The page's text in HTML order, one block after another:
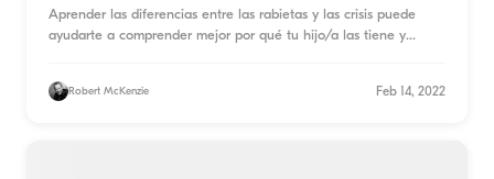
Aprender las diferencias entre las rabietas y las crisis puede
ayudarte a comprender mejor por qué tu hijo/a las tiene y...
Robert McKenzie Feb 14, 2022